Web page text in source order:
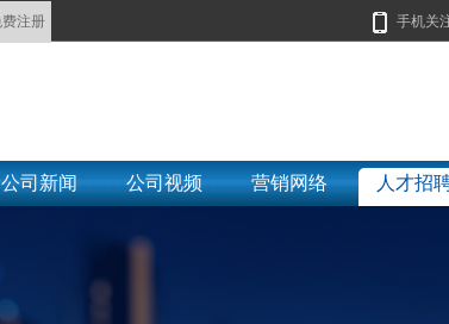
注册 手机关
公司新闻 公司视频 营销网络 人才招